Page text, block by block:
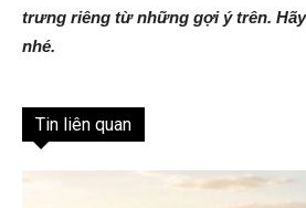
trưng riêng từ những gợi ý trên.
nhé.
Tin liên quan